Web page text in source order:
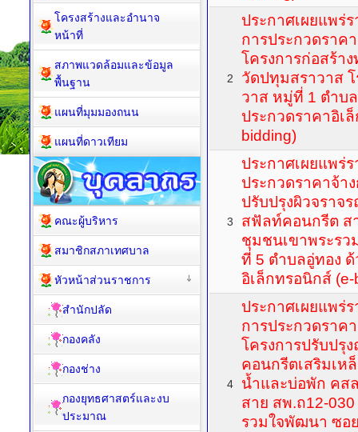
2
ประกาศเผยแพร่
การประกวดราค
โครงการก่อสร้า
วัดปทุมสราวาส
วาส หมู่ที่ 1 ตำบ
ประกวดราคาอิเ
bidding)
3
ประกาศเผยแพร่
ประกวดราคาจ้า
ปรับปรุงผิวจราจ
สฟัลท์คอนกรีต ส
ชุมชนเขาพระรว
ที่ 5 ตำบลอู่ทอง
อิเล็กทรอนิกส์ (e-
4
ประกาศเผยแพร่
การประกวดราค
โครงการปรับปรุ
คอนกรีตเสริมเห
น้ำและบ่อพัก คส
สาย สพ.ถ12-
รวมใจพัฒนา ซอ
โครงสร้างและอำนาจ
หน้าที่
สภาพแวดล้อมและข้อมูล
พื้นฐาน
แผนที่มุมมองถนน
แผนที่ดาวเทียม
คณะผู้บริหาร
สมาชิกสภาเทศบาล
หัวหน้าส่วนราชการ
สำนักปลัด
กองคลัง
กองช่าง
กองยุทธศาสตร์และงบ
ประมาณ